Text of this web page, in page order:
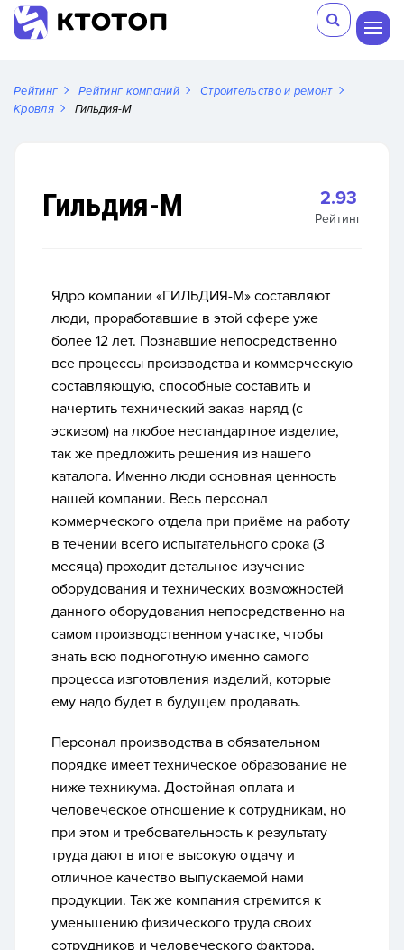
Рейтинг Рейтинг компаний
Строительство и ремонт
Кровля
Гильдия-М
Гильдия-М 2.93
Рейтинг
Ядро компании «ГИЛЬДИЯ-М» составляют
люди, проработавшие в этой сфере уже
более 12 лет. Познавшие непосредственно
все процессы производства и коммерческую
составляющую, способные составить и
начертить технический заказ-наряд (с
эскизом) на любое нестандартное изделие,
так же предложить решения из нашего
каталога. Именно люди основная ценность
нашей компании. Весь персонал
коммерческого отдела при приёме на работу
в течении всего испытательного срока (3
месяца) проходит детальное изучение
оборудования и технических возможностей
данного оборудования непосредственно на
самом производственном участке, чтобы
знать всю подноготную именно самого
процесса изготовления изделий, которые
ему надо будет в будущем продавать.
Персонал производства в обязательном
порядке имеет техническое образование не
ниже техникума. Достойная оплата и
человеческое отношение к сотрудникам, но
при этом и требовательность к результату
труда дают в итоге высокую отдачу и
отличное качество выпускаемой нами
продукции. Так же компания стремится к
уменьшению физического труда своих
сотрудников и человеческого фактора,